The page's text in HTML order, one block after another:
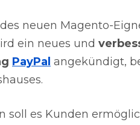
neuen Magento-
ein neues und
PayPal angekündigt,
soll es Kunden